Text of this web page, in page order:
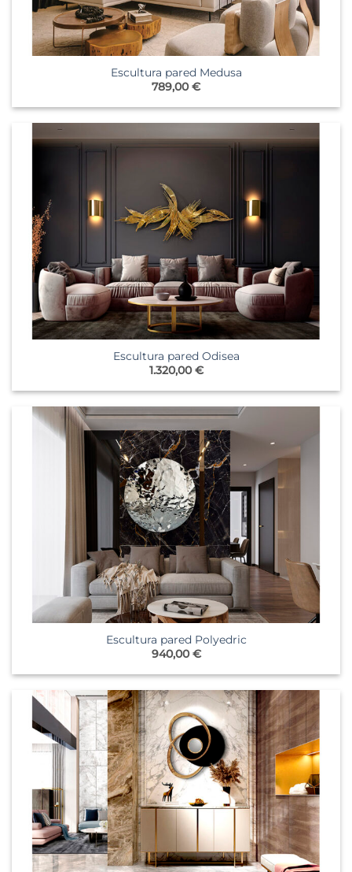
Escultura pared Medusa
789,00€
Escultura pared Odisea
1.320,00€
Escultura pared Polyedric
940,00€